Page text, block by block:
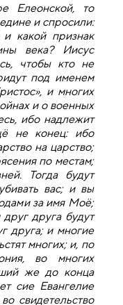
Елеонской, то
и спросили:
какой признак
века? Иисус
чтобы кто не
под именем
и многих
и о военных
ибо надлежит
не конец: ибо
на царство;
по местам;
Тогда будут
вас; и вы
за имя Моё;
друга будут
друга; и многие
многих; и, по
во многих
же до конца
сие Евангелие
свидетельство